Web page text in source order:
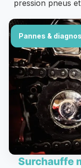
pression pneus
Pannes &
Surchauffe